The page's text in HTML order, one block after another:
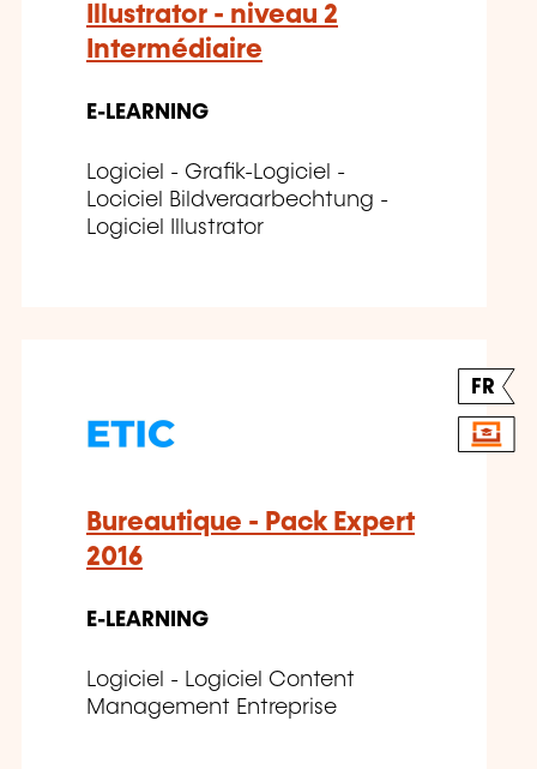
Illustrator - niveau 2
Intermédiaire
E-LEARNING
Logiciel - Grafik-Logiciel -
Lociciel Bildveraarbechtung -
Logiciel Illustrator
FR
Bureautique - Pack Expert
2016
E-LEARNING
Logiciel - Logiciel Content
Management Entreprise